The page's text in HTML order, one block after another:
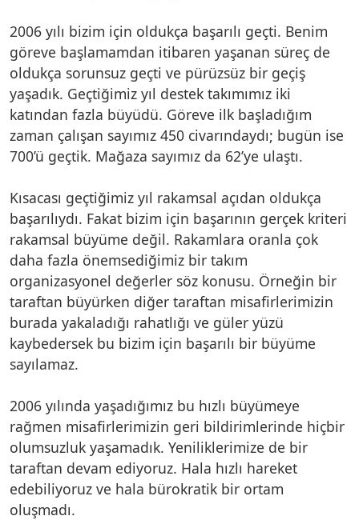
2006 yılı bizim için oldukça başarılı geçti. Benim
göreve başlamamdan itibaren yaşanan süreç de
oldukça sorunsuz geçti ve pürüzsüz bir geçiş
yaşadık. Geçtiğimiz yıl destek takımımız iki
katından fazla büyüdü. Göreve ilk başladığım
zaman çalışan sayımız 450 civarındaydı; bugün ise
700’ü geçtik. Mağaza sayımız da 62’ye ulaştı.
Kısacası geçtiğimiz yıl rakamsal açıdan oldukça
başarılıydı. Fakat bizim için başarının gerçek kriteri
rakamsal büyüme değil. Rakamlara oranla çok
daha fazla önemsediğimiz bir takım
organizasyonel değerler söz konusu. Örneğin bir
taraftan büyürken diğer taraftan misafirlerimizin
burada yakaladığı rahatlığı ve güler yüzü
kaybedersek bu bizim için başarılı bir büyüme
sayılamaz.
2006 yılında yaşadığımız bu hızlı büyümeye
rağmen misafirlerimizin geri bildirimlerinde hiçbir
olumsuzluk yaşamadık. Yeniliklerimize de bir
taraftan devam ediyoruz. Hala hızlı hareket
edebiliyoruz ve hala bürokratik bir ortam
oluşmadı.